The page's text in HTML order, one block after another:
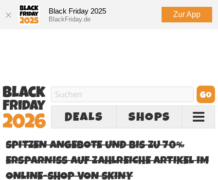
Black Friday 2025
BlackFriday.de
Zur App
DEALS SHOPS
SPITZEN ANGEBOTE UND BIS ZU 70%
ERSPARNISS AUF ZAHLREICHE ARTIKEL IM
ONLINE-SHOP VON SKINY